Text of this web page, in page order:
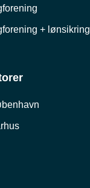
+ lønsikring